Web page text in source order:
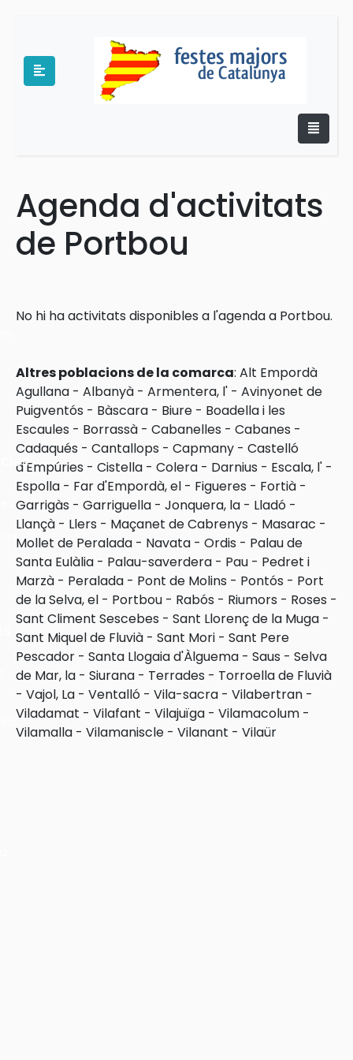
Agenda d'activitats
de Portbou
No hi ha activitats disponibles a l'agenda a Portbou.
Altres poblacions de la comarca: Alt Empordà
Agullana - Albanyà - Armentera, l' - Avinyonet de
Puigventós - Bàscara - Biure - Boadella i les
Escaules - Borrassà - Cabanelles - Cabanes -
Cadaqués - Cantallops - Capmany - Castelló
d'Empúries - Cistella - Colera - Darnius - Escala, l' -
Espolla - Far d'Empordà, el - Figueres - Fortià -
Garrigàs - Garriguella - Jonquera, la - Lladó -
Llançà - Llers - Maçanet de Cabrenys - Masarac -
Mollet de Peralada - Navata - Ordis - Palau de
Santa Eulàlia - Palau-saverdera - Pau - Pedret i
Marzà - Peralada - Pont de Molins - Pontós - Port
de la Selva, el - Portbou - Rabós - Riumors - Roses -
Sant Climent Sescebes - Sant Llorenç de la Muga -
Sant Miquel de Fluvià - Sant Mori - Sant Pere
Pescador - Santa Llogaia d'Àlguema - Saus - Selva
de Mar, la - Siurana - Terrades - Torroella de Fluvià
- Vajol, La - Ventalló - Vila-sacra - Vilabertran -
Viladamat - Vilafant - Vilajuïga - Vilamacolum -
Vilamalla - Vilamaniscle - Vilanant - Vilaür